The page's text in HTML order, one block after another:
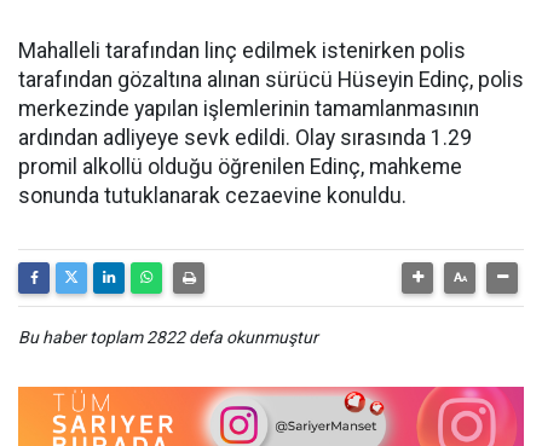
Mahalleli tarafından linç edilmek istenirken polis
tarafından gözaltına alınan sürücü Hüseyin Edinç, polis
merkezinde yapılan işlemlerinin tamamlanmasının
ardından adliyeye sevk edildi. Olay sırasında 1.29
promil alkollü olduğu öğrenilen Edinç, mahkeme
sonunda tutuklanarak cezaevine konuldu.
Bu haber toplam 2822 defa okunmuştur